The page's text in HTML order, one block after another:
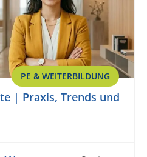
PE & WEITERBILDUNG
| Praxis, Trends und